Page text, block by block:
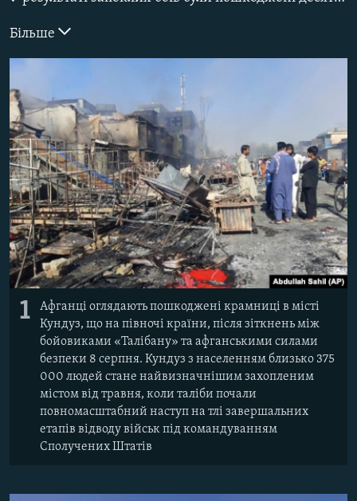
ІНФОГРАФІКА
Русский
Qırımtatar
ДОЛУЧАЙСЯ!
Усі сайти RFE/RL
Більше
1
Афганці оглядають пошкоджені крамниці в місті
Кундуз, що на півночі країни, після зіткнень між
бойовиками «Талібану» та афганськими силами
безпеки 8 серпня. Кундуз з населенням близько 375
000 людей стане найвизначнішим захопленим
містом від травня, коли таліби почали
повномасштабний наступ на тлі завершальних
етапів відводу військ під командуванням
Сполучених Штатів